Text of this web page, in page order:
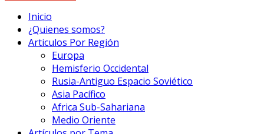
Inicio
¿Quienes somos?
Articulos Por Región
Europa
Hemisferio Occidental
Rusia-Antiguo Espacio Soviético
Asia Pacífico
Africa Sub-Sahariana
Medio Oriente